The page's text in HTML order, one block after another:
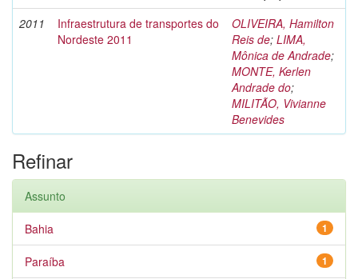
2011
Infraestrutura de transportes do
Nordeste 2011
OLIVEIRA, Hamilton
Reis de; LIMA,
Mônica de Andrade;
MONTE, Kerlen
Andrade do;
MILITÃO, Vivianne
Benevides
Refinar
Assunto
1
Bahia
1
Paraíba